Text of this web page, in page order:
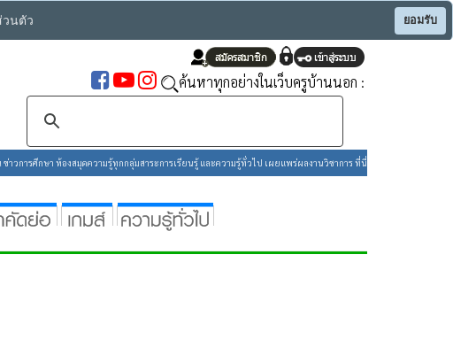
วนตัว ยอมรับ
ค้นหาทุกอย่างในเว็บครูบ้านนอก :
วการศึกษา ห้องสมุดความรู้ทุกกลุ่มสาระการเรียนรู้ และความรู้ทั่วไป เผยแพร่ผลงานวิชาการ ที่นี่